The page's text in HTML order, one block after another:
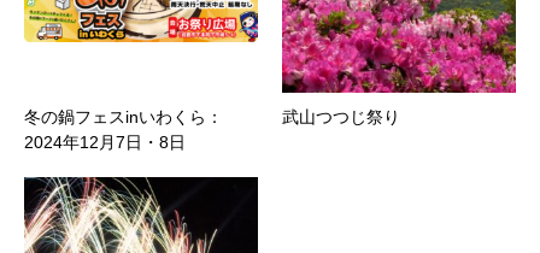
冬の鍋フェスinいわくら：
2024年12月7日・8日
武山つつじ祭り